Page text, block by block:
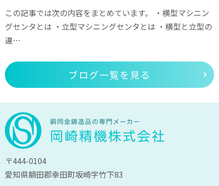
この記事では次の内容をまとめています。 ・横型マシニン
グセンタとは ・立型マシニングセンタとは ・横型と立型の
違…
ブログ一覧を見る
〒444-0104
愛知県額田郡幸田町坂崎字竹下83